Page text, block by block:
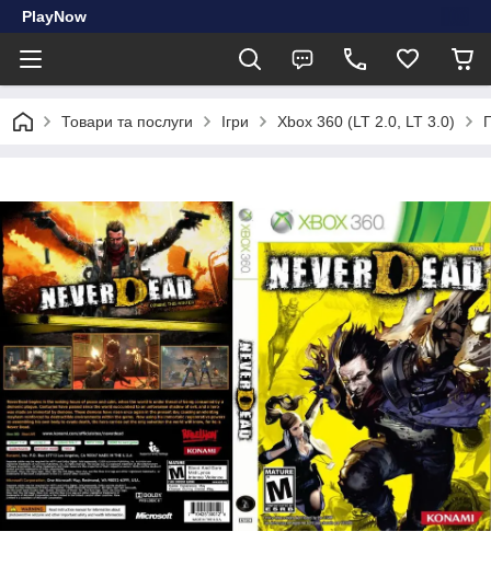
PlayNow
Товари та послуги Ігри Xbox 360 (LT 2.0, LT 3.0)